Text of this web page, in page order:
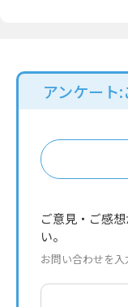
アンケート
ご意見・ご感
い。
お問い合わせを